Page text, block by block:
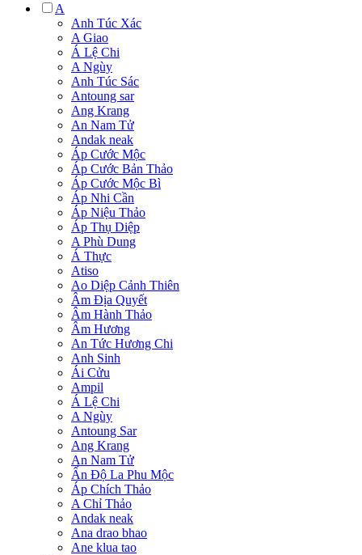
A
Anh Túc Xác
A Giao
Á Lệ Chi
A Ngùy
Anh Túc Sác
Antoung sar
Ang Krang
An Nam Tử
Andak neak
Áp Cước Mộc
Áp Cước Bản Thảo
Áp Cước Mộc Bì
Áp Nhi Cần
Áp Niệu Thảo
Áp Thụ Diệp
A Phù Dung
Á Thực
Atiso
Ao Diệp Cảnh Thiên
Âm Địa Quyết
Âm Hành Thảo
Âm Hương
An Tức Hương Chi
Anh Sinh
Ái Cửu
Ampil
Á Lệ Chi
A Ngùy
Antoung Sar
Ang Krang
An Nam Tử
Ấn Độ La Phu Mộc
Áp Chích Thảo
A Chỉ Thảo
Andak neak
Ana drao bhao
Ane klua tao